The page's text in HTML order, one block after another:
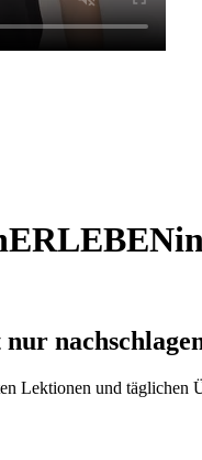
ERLEBEN
Lektionen und